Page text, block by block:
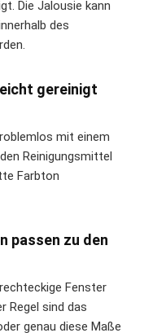
Die Jalousie kann
des
gereinigt
mit einem
Reinigungsmittel
Farbton
passen zu den
Fenster
Regel sind das
genau diese Maße